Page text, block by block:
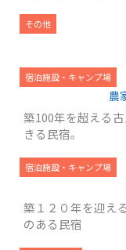
その他
宿泊施設・キャンプ場
農
築100年を超える
きる民宿。
宿泊施設・キャンプ場
築１２０年を迎え
のある民宿